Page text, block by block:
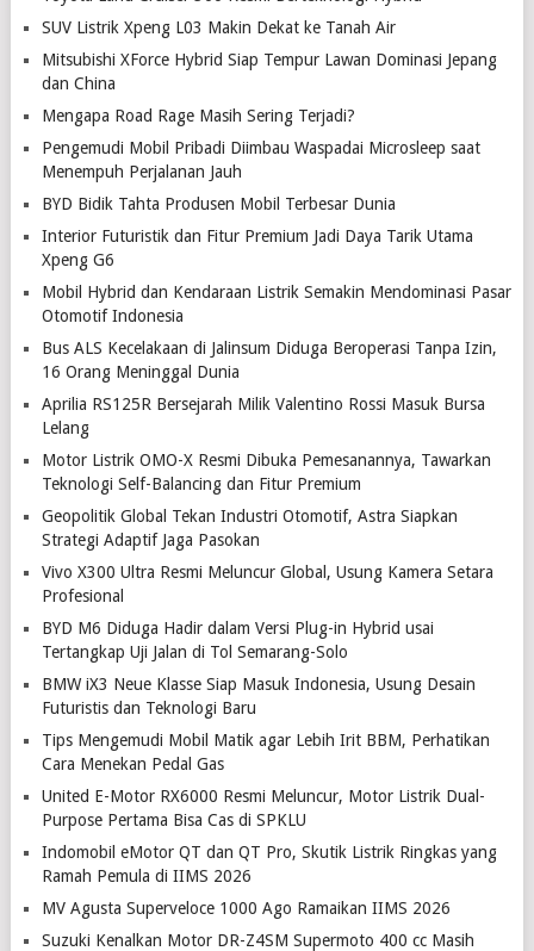
SUV Listrik Xpeng L03 Makin Dekat ke Tanah Air
Mitsubishi XForce Hybrid Siap Tempur Lawan Dominasi Jepang
dan China
Mengapa Road Rage Masih Sering Terjadi?
Pengemudi Mobil Pribadi Diimbau Waspadai Microsleep saat
Menempuh Perjalanan Jauh
BYD Bidik Tahta Produsen Mobil Terbesar Dunia
Interior Futuristik dan Fitur Premium Jadi Daya Tarik Utama
Xpeng G6
Mobil Hybrid dan Kendaraan Listrik Semakin Mendominasi Pasar
Otomotif Indonesia
Bus ALS Kecelakaan di Jalinsum Diduga Beroperasi Tanpa Izin,
16 Orang Meninggal Dunia
Aprilia RS125R Bersejarah Milik Valentino Rossi Masuk Bursa
Lelang
Motor Listrik OMO-X Resmi Dibuka Pemesanannya, Tawarkan
Teknologi Self-Balancing dan Fitur Premium
Geopolitik Global Tekan Industri Otomotif, Astra Siapkan
Strategi Adaptif Jaga Pasokan
Vivo X300 Ultra Resmi Meluncur Global, Usung Kamera Setara
Profesional
BYD M6 Diduga Hadir dalam Versi Plug-in Hybrid usai
Tertangkap Uji Jalan di Tol Semarang-Solo
BMW iX3 Neue Klasse Siap Masuk Indonesia, Usung Desain
Futuristis dan Teknologi Baru
Tips Mengemudi Mobil Matik agar Lebih Irit BBM, Perhatikan
Cara Menekan Pedal Gas
United E-Motor RX6000 Resmi Meluncur, Motor Listrik Dual-
Purpose Pertama Bisa Cas di SPKLU
Indomobil eMotor QT dan QT Pro, Skutik Listrik Ringkas yang
Ramah Pemula di IIMS 2026
MV Agusta Superveloce 1000 Ago Ramaikan IIMS 2026
Suzuki Kenalkan Motor DR-Z4SM Supermoto 400 cc Masih